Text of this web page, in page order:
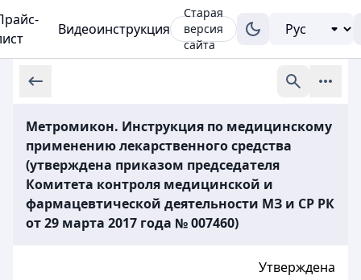
Видеоинструкция
Старая
версия
сайта
Метромикон. Инструкция по медицинскому
применению лекарственного средства
(утверждена приказом председателя
Комитета контроля медицинской и
фармацевтической деятельности МЗ и СР РК
от 29 марта 2017 года № 007460)
Утверждена